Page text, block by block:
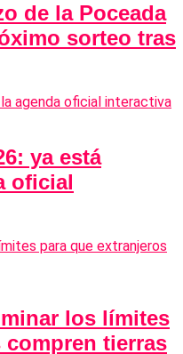
de la Poceada
sorteo tras
ya está
oficial
los límites
compren tierras